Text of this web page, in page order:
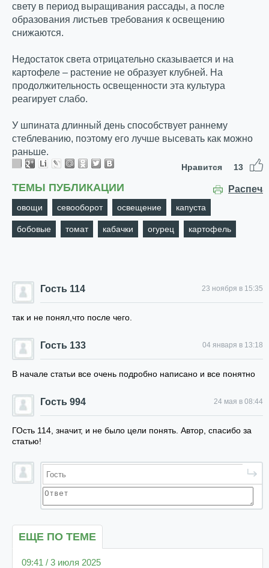
свету в период выращивания рассады, а после
образования листьев требования к освещению
снижаются.
Недостаток света отрицательно сказывается и на
картофеле – растение не образует клубней. На
продолжительность освещенности эта культура
реагирует слабо.
У шпината длинный день способствует раннему
стеблеванию, поэтому его лучше высевать как можно
раньше.
Нравится 13
ТЕМЫ ПУБЛИКАЦИИ
овощи севооборот освещение капуста
бобовые томат кабачки огурец картофель
Гость 114 23 ноября в 15:35
так и не понял,что после чего.
Гость 133 04 января в 13:18
В начале статьи все очень подробно написано и все понятно
Гость 994 24 мая в 08:44
ГОсть 114, значит, и не было цели понять. Автор, спасибо за
статью!
ЕЩЕ ПО ТЕМЕ
09:41 / 3 июля 2025